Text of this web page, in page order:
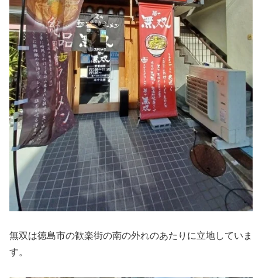
無双は徳島市の歓楽街の南の外れのあたりに立地していま
す。